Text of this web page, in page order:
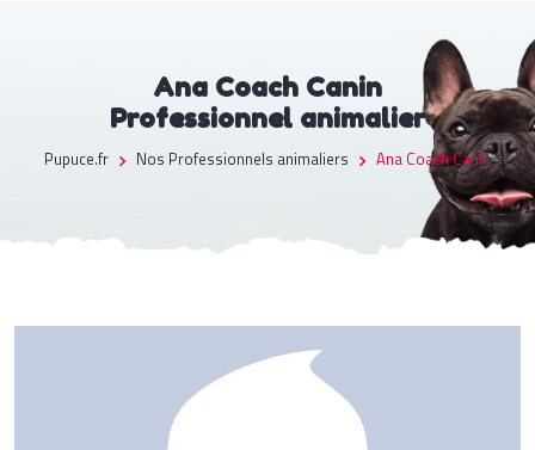
Ana Coach Canin
Professionnel animalier
Pupuce.fr Nos Professionnels animaliers Ana Coach Canin